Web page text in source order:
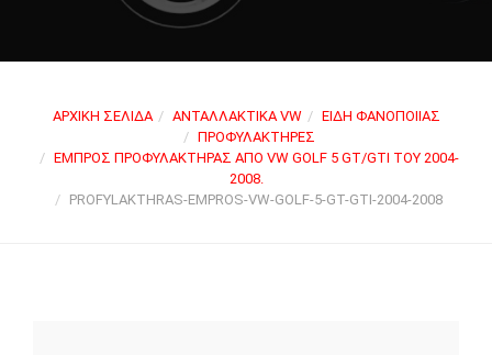
ΑΡΧΙΚΉ ΣΕΛΊΔΑ ΑΝΤΑΛΛΑΚΤΙΚΆ VW
ΕΊΔΗ ΦΑΝΟΠΟΙΊΑΣ
ΠΡΟΦΥΛΑΚΤΉΡΕΣ
ΕΜΠΡΌΣ ΠΡΟΦΥΛΑΚΤΉΡΑΣ ΑΠΌ VW GOLF 5 GT/GTI ΤΟΥ 2004-
2008.
PROFYLAKTHRAS-EMPROS-VW-GOLF-5-GT-GTI-2004-2008